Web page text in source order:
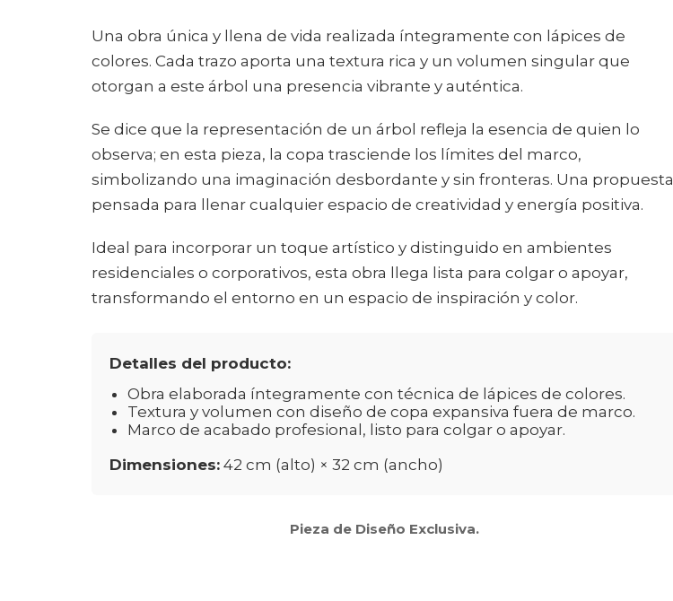
Una obra única y llena de vida realizada íntegramente con lápices de
colores. Cada trazo aporta una textura rica y un volumen singular que
otorgan a este árbol una presencia vibrante y auténtica.
Se dice que la representación de un árbol refleja la esencia de quien lo
observa; en esta pieza, la copa trasciende los límites del marco,
simbolizando una imaginación desbordante y sin fronteras. Una propuesta
pensada para llenar cualquier espacio de creatividad y energía positiva.
Ideal para incorporar un toque artístico y distinguido en ambientes
residenciales o corporativos, esta obra llega lista para colgar o apoyar,
transformando el entorno en un espacio de inspiración y color.
Detalles del producto:
Obra elaborada íntegramente con técnica de lápices de colores.
Textura y volumen con diseño de copa expansiva fuera de marco.
Marco de acabado profesional, listo para colgar o apoyar.
Dimensiones: 42 cm (alto) × 32 cm (ancho)
Pieza de Diseño Exclusiva.